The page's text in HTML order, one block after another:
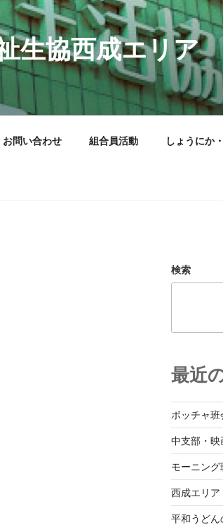
生協西成エリア
お問い合わせ 組合員活動 しょうにか
検索
最近
ボッチャ班
中支部・映
モーニン
西成エリア
平和うどん